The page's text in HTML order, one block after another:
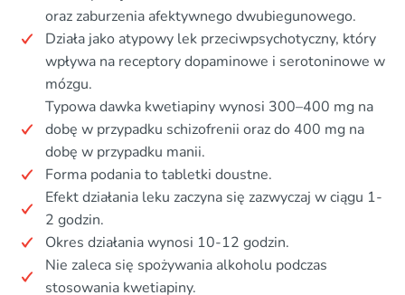
oraz zaburzenia afektywnego dwubiegunowego.
Działa jako atypowy lek przeciwpsychotyczny, który
wpływa na receptory dopaminowe i serotoninowe w
mózgu.
Typowa dawka kwetiapiny wynosi 300–400 mg na
dobę w przypadku schizofrenii oraz do 400 mg na
dobę w przypadku manii.
Forma podania to tabletki doustne.
Efekt działania leku zaczyna się zazwyczaj w ciągu 1-
2 godzin.
Okres działania wynosi 10-12 godzin.
Nie zaleca się spożywania alkoholu podczas
stosowania kwetiapiny.